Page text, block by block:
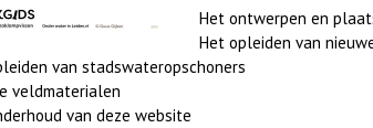
Het ontwerpen en
Het opleiden van
van stadswateropschoners
veldmaterialen
van deze website